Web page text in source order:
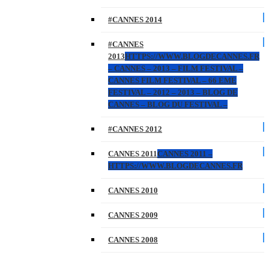
#CANNES 2014
#CANNES
2013HTTPS://WWW.BLOGDECANNES.FR
– CANNES – 2013 – FILM FESTIVAL –
CANNES FILM FESTIVAL – 66 EME
FESTIVAL – 2012 – 2013 – BLOG DE
CANNES – BLOG DU FESTIVAL –
#CANNES 2012
CANNES 2011CANNES 2011 –
HTTPS://WWW.BLOGDECANNES.FR
CANNES 2010
CANNES 2009
CANNES 2008